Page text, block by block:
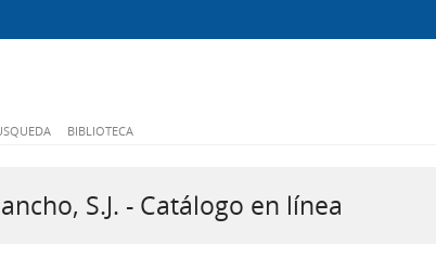
BIBLIOTECA
S.J. - Catálogo en línea